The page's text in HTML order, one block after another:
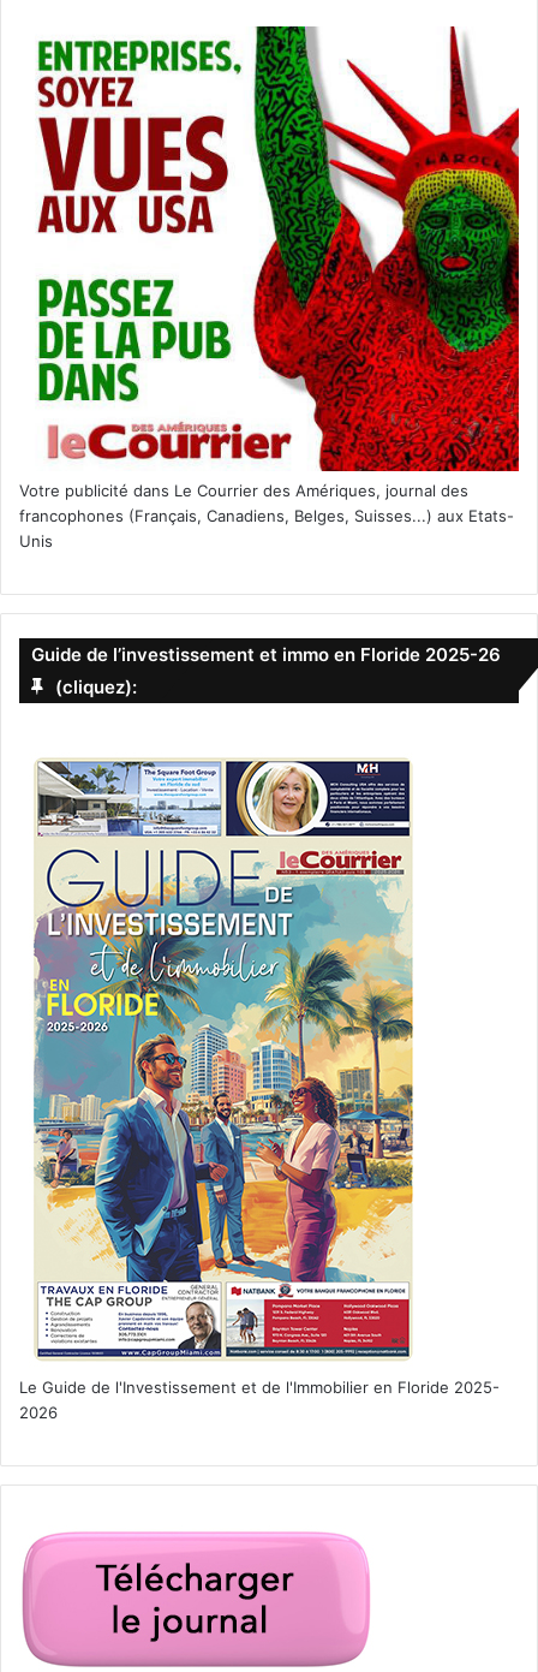
Votre publicité dans Le Courrier des Amériques, journal des
francophones (Français, Canadiens, Belges, Suisses...) aux Etats-
Unis
Guide de l’investissement et immo en Floride 2025-26
(cliquez):
Le Guide de l'Investissement et de l'Immobilier en Floride 2025-
2026